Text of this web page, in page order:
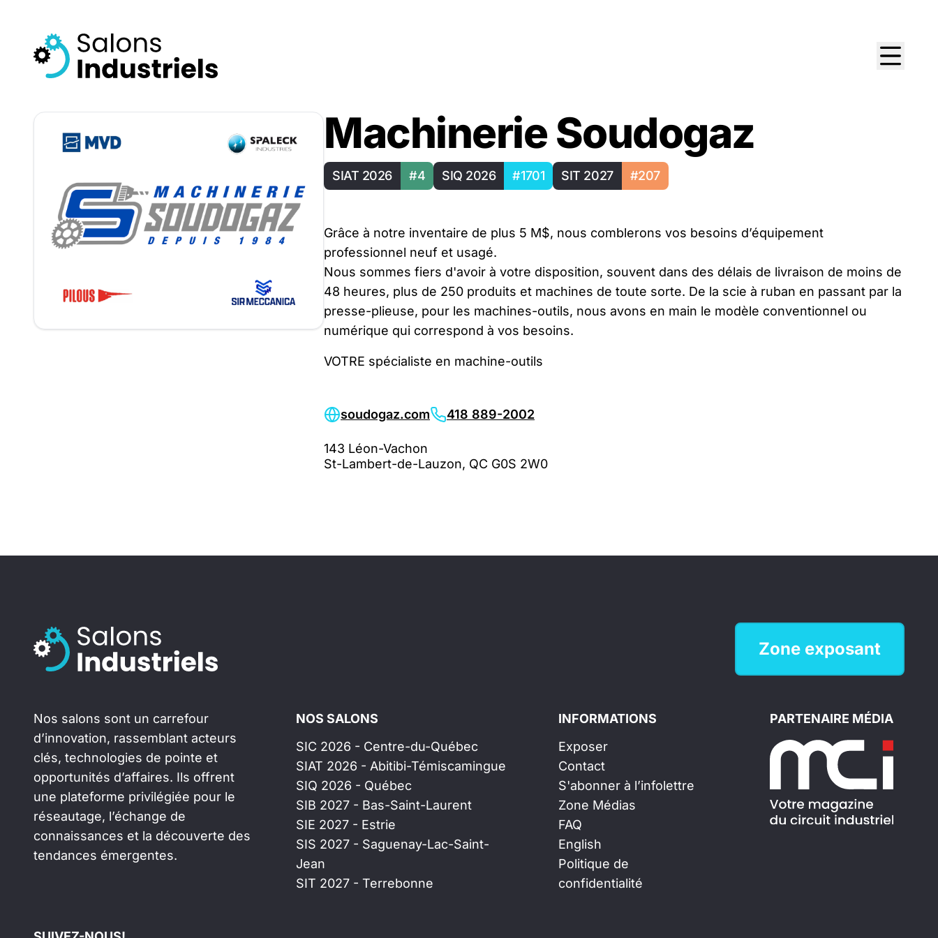
Machinerie Soudogaz
SIAT 2026 #4 SIQ 2026 #1701 SIT 2027 #207
Grâce à notre inventaire de plus 5 M$, nous comblerons vos besoins d’équipement
professionnel neuf et usagé.
Nous sommes fiers d'avoir à votre disposition, souvent dans des délais de livraison de moins de
48 heures, plus de 250 produits et machines de toute sorte. De la scie à ruban en passant par la
presse-plieuse, pour les machines-outils, nous avons en main le modèle conventionnel ou
numérique qui correspond à vos besoins.
VOTRE spécialiste en machine-outils
soudogaz.com 418 889-2002
143 Léon-Vachon
St-Lambert-de-Lauzon, QC G0S 2W0
Zone exposant
Nos salons sont un carrefour
d’innovation, rassemblant acteurs
clés, technologies de pointe et
opportunités d’affaires. Ils offrent
une plateforme privilégiée pour le
réseautage, l’échange de
connaissances et la découverte des
tendances émergentes.
NOS SALONS
SIC 2026 - Centre-du-Québec
SIAT 2026 - Abitibi-Témiscamingue
SIQ 2026 - Québec
SIB 2027 - Bas-Saint-Laurent
SIE 2027 - Estrie
SIS 2027 - Saguenay-Lac-Saint-
Jean
SIT 2027 - Terrebonne
INFORMATIONS
Exposer
Contact
S'abonner à l’infolettre
Zone Médias
FAQ
English
Politique de
confidentialité
PARTENAIRE MÉDIA